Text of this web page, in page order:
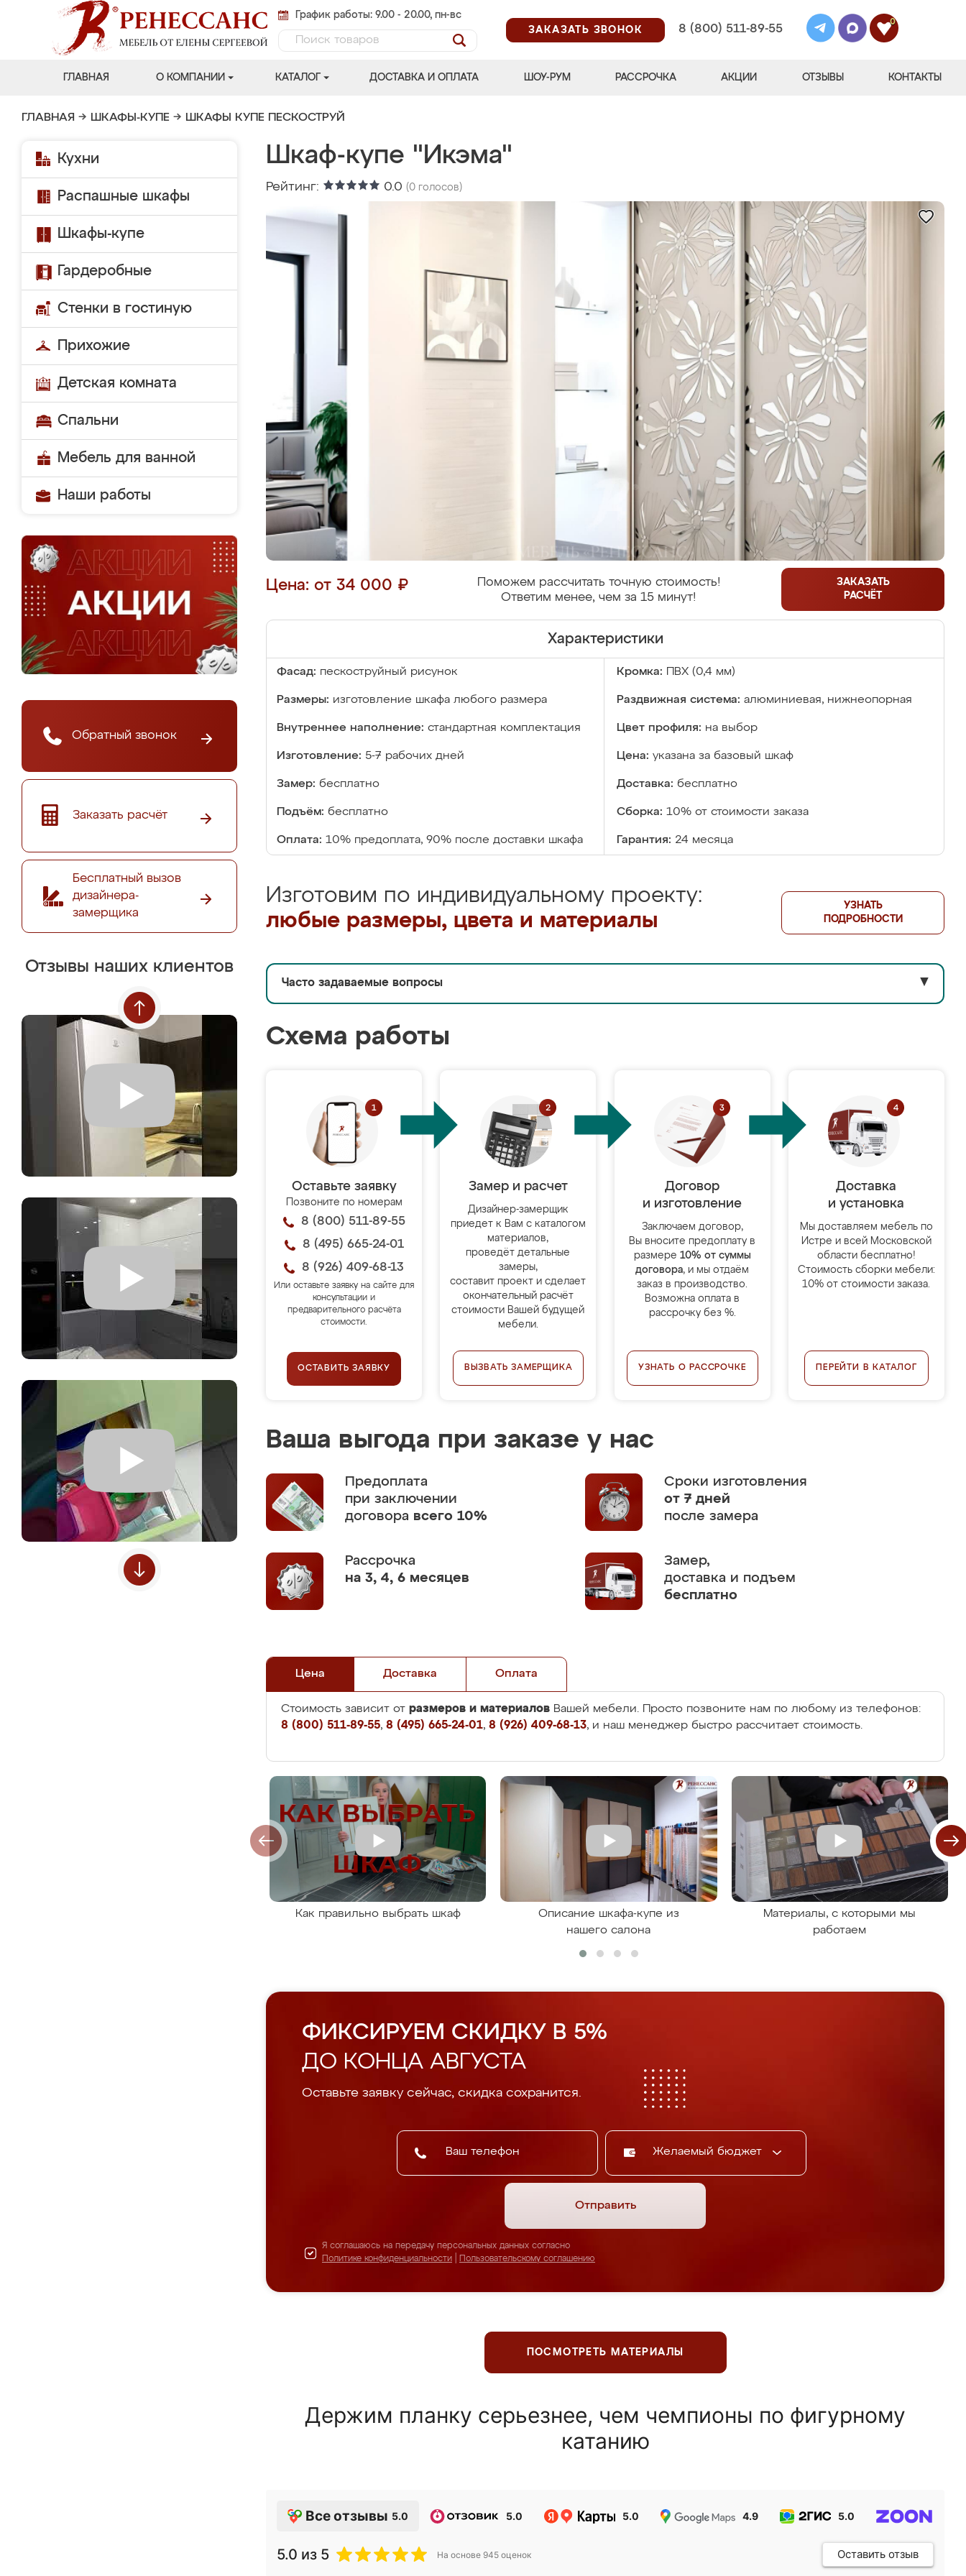
График работы: 9.00 - 20.00, пн-вс
ЗАКАЗАТЬ ЗВОНОК
8 (800) 511-89-55
0
ГЛАВНАЯ О КОМПАНИИ КАТАЛОГ ДОСТАВКА И ОПЛАТА ШОУ-РУМ РАССРОЧКА АКЦИИ ОТЗЫВЫ КОНТАКТЫ
ГЛАВНАЯ → ШКАФЫ-КУПЕ → ШКАФЫ КУПЕ ПЕСКОСТРУЙ
Кухни
Распашные шкафы
Шкафы-купе
Гардеробные
Стенки в гостиную
Прихожие
Детская комната
Спальни
Мебель для ванной
Наши работы
Обратный звонок
Заказать расчёт
Бесплатный вызов
дизайнера-
замерщика
Отзывы наших клиентов
Шкаф-купе "Икэма"
Рейтинг: 0.0 (0 голосов)
Цена: от 34 000 ₽
Поможем рассчитать точную стоимость!
Ответим менее, чем за 15 минут!
ЗАКАЗАТЬ
РАСЧЁТ
Характеристики
Фасад: пескоструйный рисунок Кромка: ПВХ (0,4 мм)
Размеры: изготовление шкафа любого размера Раздвижная система: алюминиевая, нижнеопорная
Внутреннее наполнение: стандартная комплектация Цвет профиля: на выбор
Изготовление: 5-7 рабочих дней Цена: указана за базовый шкаф
Замер: бесплатно Доставка: бесплатно
Подъём: бесплатно Сборка: 10% от стоимости заказа
Оплата: 10% предоплата, 90% после доставки шкафа Гарантия: 24 месяца
Изготовим по индивидуальному проекту:
любые размеры, цвета и материалы
УЗНАТЬ
ПОДРОБНОСТИ
Часто задаваемые вопросы ▼
Схема работы
Оставьте заявку
Позвоните по номерам
8 (800) 511-89-55
8 (495) 665-24-01
8 (926) 409-68-13
Или оставьте заявку на сайте для
консультации и
предварительного расчёта
стоимости.
ОСТАВИТЬ ЗАЯВКУ
Замер и расчет
Дизайнер-замерщик
приедет к Вам с каталогом
материалов,
проведёт детальные
замеры,
составит проект и сделает
окончательный расчёт
стоимости Вашей будущей
мебели.
ВЫЗВАТЬ ЗАМЕРЩИКА
Договор
и изготовление
Заключаем договор,
Вы вносите предоплату в
размере 10% от суммы
договора, и мы отдаём
заказ в производство.
Возможна оплата в
рассрочку без %.
УЗНАТЬ О РАССРОЧКЕ
Доставка
и установка
Мы доставляем мебель по
Истре и всей Московской
области бесплатно!
Стоимость сборки мебели:
10% от стоимости заказа.
ПЕРЕЙТИ В КАТАЛОГ
Ваша выгода при заказе у нас
Предоплата
при заключении
договора всего 10%
Сроки изготовления
от 7 дней
после замера
Рассрочка
на 3, 4, 6 месяцев
Замер,
доставка и подъем
бесплатно
Цена Доставка Оплата
Стоимость зависит от размеров и материалов Вашей мебели. Просто позвоните нам по любому из телефонов:
8 (800) 511-89-55, 8 (495) 665-24-01, 8 (926) 409-68-13, и наш менеджер быстро рассчитает стоимость.
Как правильно выбрать шкаф
Описание шкафа-купе из
нашего салона
Материалы, с которыми мы
работаем
ФИКСИРУЕМ СКИДКУ В 5%
ДО КОНЦА АВГУСТА
Оставьте заявку сейчас, скидка сохранится.
Желаемый бюджет
Отправить
Я соглашаюсь на передачу персональных данных согласно
Политике конфиденциальности
Пользовательскому соглашению
ПОСМОТРЕТЬ МАТЕРИАЛЫ
Держим планку серьезнее, чем чемпионы по фигурному
катанию
Все отзывы 5.0 5.0 5.0 4.9 5.0
5.0 из 5 На основе 945 оценок Оставить отзыв